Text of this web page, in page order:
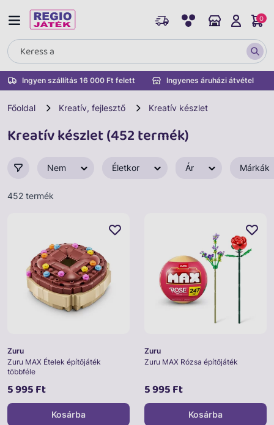
Ingyen szállítás 16 000 Ft felett Ingyenes áruházi átvétel
0
Főoldal Kreatív, fejlesztő Kreatív készlet
Kreatív készlet (452 termék)
Nem Életkor Ár Márkák
452 termék
Zuru
Zuru MAX Ételek építőjáték
többféle
5 995 Ft
Kosárba
Zuru
Zuru MAX Rózsa építőjáték
5 995 Ft
Kosárba